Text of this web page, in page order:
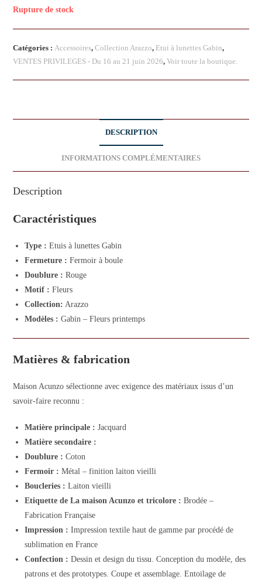
Rupture de stock
Catégories :Accessoires,Collection Arazzo, Etui à lunettes Gabin,
VENTES PRIVILEGES - Du 16 au 21 juin 2026,Voir toute la boutique.
DESCRIPTION
INFORMATIONS COMPLÉMENTAIRES
Description
Caractéristiques
Type : Etuis à lunettes Gabin
Fermeture : Fermoir à boule
Doublure : Rouge
Motif : Fleurs
Collection: Arazzo
Modèles : Gabin – Fleurs printemps
Matières & fabrication
Maison Acunzo sélectionne avec exigence des matériaux issus d’un
savoir-faire reconnu :
Matière principale :Jacquard
Matière secondaire :
Doublure : Coton
Fermoir : Métal – finition laiton vieilli
Boucleries : Laiton vieilli
Etiquette de La maison Acunzo et tricolore : Brodée –
Fabrication Française
Impression : Impression textile haut de gamme par procédé de
sublimation en France
Confection : Dessin et design du tissu. Conception du modèle, des
patrons et des prototypes. Coupe et assemblage. Entoilage de